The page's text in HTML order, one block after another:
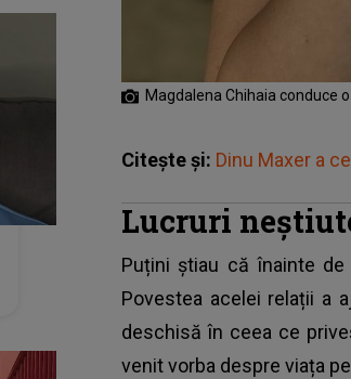
Magdalena Chihaia conduce
Citește și: Dinu Maxer a
Lucruri
Puțini știau că înainte de
Povestea acelei relații a
deschisă în ceea ce
venit vorba despre viața